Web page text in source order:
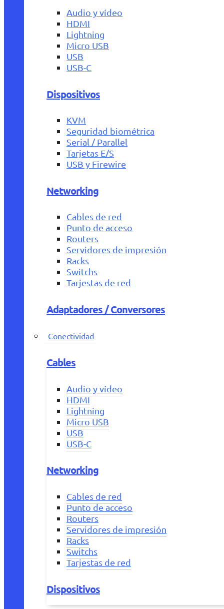
Audio y vídeo
HDMI
Lightning
Micro USB
USB
USB-C
Dispositivos
KVM
Seguridad biométrica
Serial / Parallel
Tarjetas E/S
USB y Firewire
Networking
Cables de red
Punto de acceso
Routers
Servidores de impresión
Racks
Switchs
Tarjestas de red
Adaptadores / Conversores
Conectividad
Cables
Audio y vídeo
HDMI
Lightning
Micro USB
USB
USB-C
Networking
Cables de red
Punto de acceso
Routers
Servidores de impresión
Racks
Switchs
Tarjestas de red
Dispositivos